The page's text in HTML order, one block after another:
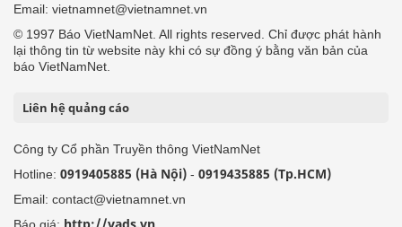
Email: vietnamnet@vietnamnet.vn
© 1997 Báo VietNamNet. All rights reserved. Chỉ được phát hành
lại thông tin từ website này khi có sự đồng ý bằng văn bản của
báo VietNamNet.
Liên hệ quảng cáo
Công ty Cổ phần Truyền thông VietNamNet
Hotline: 0919405885 (Hà Nội) - 0919435885 (Tp.HCM)
Email: contact@vietnamnet.vn
Báo giá: http://vads.vn